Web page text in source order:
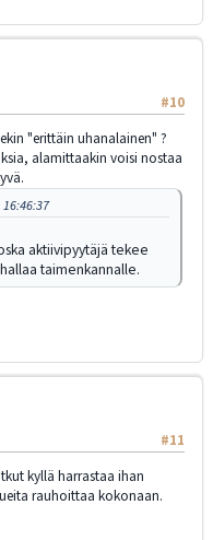
#10
"erittäin uhanalainen" ?
alamittaakin voisi nostaa
aktiivipyytäjä tekee
taimenkannalle.
#11
kyllä harrastaa ihan
rauhoittaa kokonaan.